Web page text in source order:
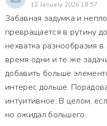
12 January 2026 18:57
Забавная задумка и
превращается в рутину
нехватка разнообразия
время одни и те же
добавить больше
интерес дольше.
интуитивное. В целом,
но ожидал большего.